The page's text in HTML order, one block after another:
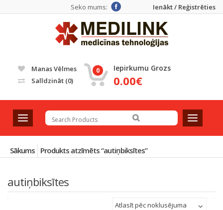
Ienākt / Reģistrēties
Seko mums:
Manas Vēlmes
Salīdzināt (0)
0 Iepirkumu Grozs
0.00€
T
o
g
g
l
n
a
T
o
g
l
a
Sākums Produkts atzīmēts “autiņbiksītes”
autiņbiksītes
Atlasīt pēc noklusējuma